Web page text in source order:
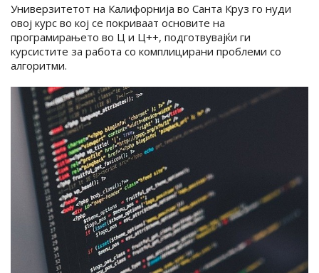
Универзитетот на Калифорнија во Санта Круз го нуди
овој курс во кој се покриваат основите на
програмирањето во Ц и Ц++, подготвувајќи ги
курсистите за работа со комплицирани проблеми со
алгоритми.